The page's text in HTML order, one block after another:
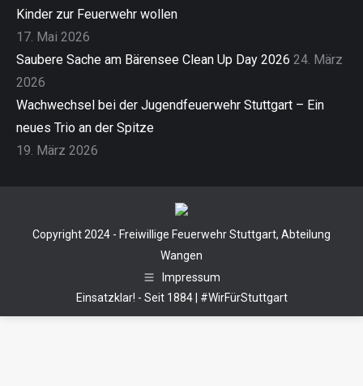
Kinder zur Feuerwehr wollen
17. Mai 2026
Saubere Sache am Bärensee Clean Up Day 2026 24. März
2026
Wachwechsel bei der Jugendfeuerwehr Stuttgart – Ein
neues Trio an der Spitze
19. März 2026
Copyright 2024 - Freiwillige Feuerwehr Stuttgart, Abteilung
Wangen
Impressum
Einsatzklar! - Seit 1884 | #WirFürStuttgart